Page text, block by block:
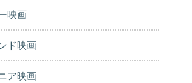
映画
ド映画
ア映画